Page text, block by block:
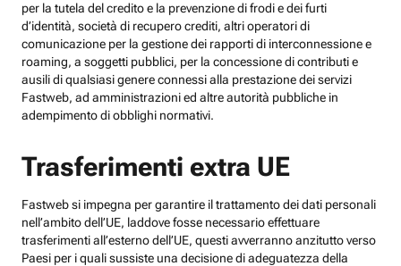
per la tutela del credito e la prevenzione di frodi e dei furti
d’identità, società di recupero crediti, altri operatori di
comunicazione per la gestione dei rapporti di interconnessione e
roaming, a soggetti pubblici, per la concessione di contributi e
ausili di qualsiasi genere connessi alla prestazione dei servizi
Fastweb, ad amministrazioni ed altre autorità pubbliche in
adempimento di obblighi normativi.
Trasferimenti extra UE
Fastweb si impegna per garantire il trattamento dei dati personali
nell’ambito dell’UE, laddove fosse necessario effettuare
trasferimenti all’esterno dell’UE, questi avverranno anzitutto verso
Paesi per i quali sussiste una decisione di adeguatezza della